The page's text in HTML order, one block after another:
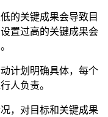
的关键成果会导致目
置过高的关键成果会
计划明确具体，每个
人负责。
，对目标和关键成果